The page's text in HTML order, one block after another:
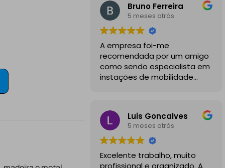
Bruno Ferreira
5 meses atrás
A empresa foi-me
recomendada por um amigo
como sendo especialista em
instações de mobilidade
profissionais, comunicativos e
disponiveis para todas as
minhas dúvidas.
A instalação de tomada
reforçada em garagem
Luis Goncalves
5 meses atrás
Excelente trabalho, muito
profissional e organizado. A